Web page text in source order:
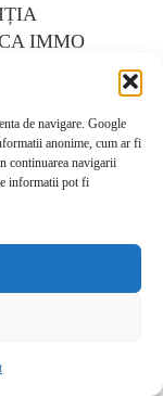
de navigare. Google
anonime, cum ar fi
continuarea navigarii
informatii pot fi
IMMO
50% DIN
OLYMPIA